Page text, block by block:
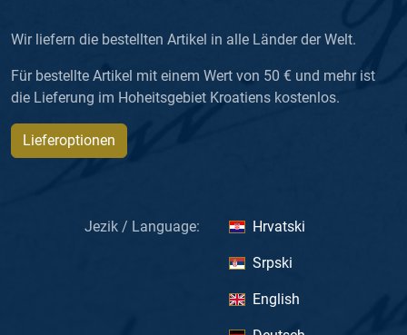
Wir liefern die bestellten Artikel in alle Länder der Welt.
Für bestellte Artikel mit einem Wert von 50 € und mehr ist
die Lieferung im Hoheitsgebiet Kroatiens kostenlos.
Lieferoptionen
Jezik / Language: Hrvatski
Srpski
English